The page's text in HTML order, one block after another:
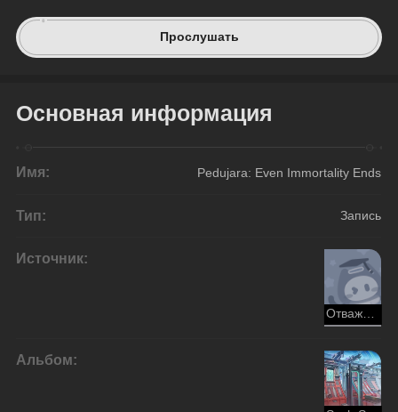
Прослушать
Основная информация
Имя: Pedujara: Even Immortality Ends
Тип: Запись
Источник:
Отважный дракон в безбрежном океане
Альбом: